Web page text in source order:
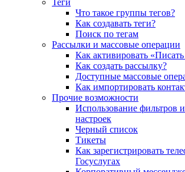
Теги
Что такое группы тегов?
Как создавать теги?
Поиск по тегам
Рассылки и массовые операции
Как активировать
Как создать рассылку?
Доступные массовые
Как импортировать
Прочие возможности
Использование фильтров
настроек
Черный список
Тикеты
Как зарегистрировать
Госуслугах